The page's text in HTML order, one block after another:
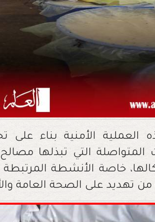
العملية الأمنية بناء على
المتواصلة التي تبذلها
خاصة الأنشطة المرتبطة
من تهديد على الصحة العامة